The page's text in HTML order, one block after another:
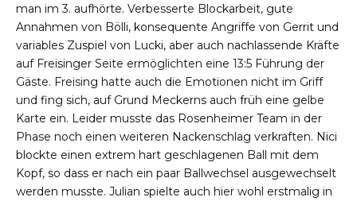
man im 3. aufhörte. Verbesserte Blockarbeit, gute
Annahmen von Bölli, konsequente Angriffe von Gerrit und
variables Zuspiel von Lucki, aber auch nachlassende Kräfte
auf Freisinger Seite ermöglichten eine 13:5 Führung der
Gäste. Freising hatte auch die Emotionen nicht im Griff
und fing sich, auf Grund Meckerns auch früh eine gelbe
Karte ein. Leider musste das Rosenheimer Team in der
Phase noch einen weiteren Nackenschlag verkraften. Nici
blockte einen extrem hart geschlagenen Ball mit dem
Kopf, so dass er nach ein paar Ballwechsel ausgewechselt
werden musste. Julian spielte auch hier wohl erstmalig in